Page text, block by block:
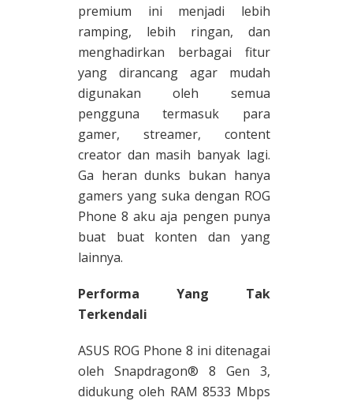
premium ini menjadi lebih
ramping, lebih ringan, dan
menghadirkan berbagai fitur
yang dirancang agar mudah
digunakan oleh semua
pengguna termasuk para
gamer, streamer, content
creator dan masih banyak lagi.
Ga heran dunks bukan hanya
gamers yang suka dengan ROG
Phone 8 aku aja pengen punya
buat buat konten dan yang
lainnya.
Performa Yang Tak
Terkendali
ASUS ROG Phone 8 ini ditenagai
oleh Snapdragon® 8 Gen 3,
didukung oleh RAM 8533 Mbps